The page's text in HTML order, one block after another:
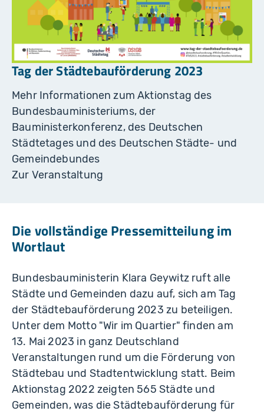
Tag der Städtebauförderung 2023
Mehr Informationen zum Aktionstag des
Bundesbauministeriums, der
Bauministerkonferenz, des Deutschen
Städtetages und des Deutschen Städte- und
Gemeindebundes
Zur Veranstaltung
Die vollständige Pressemitteilung im
Wortlaut
Bundesbauministerin Klara Geywitz ruft alle
Städte und Gemeinden dazu auf, sich am Tag
der Städtebauförderung 2023 zu beteiligen.
Unter dem Motto "Wir im Quartier" finden am
13. Mai 2023 in ganz Deutschland
Veranstaltungen rund um die Förderung von
Städtebau und Stadtentwicklung statt. Beim
Aktionstag 2022 zeigten 565 Städte und
Gemeinden, was die Städtebauförderung für